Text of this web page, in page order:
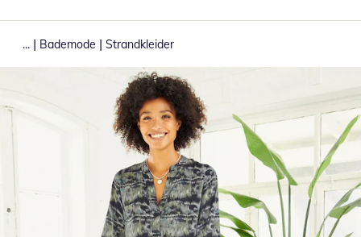
... | Bademode | Strandkleider